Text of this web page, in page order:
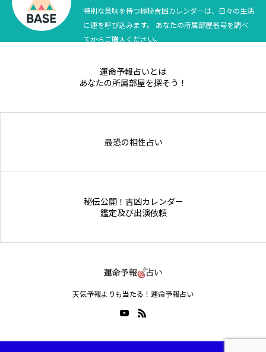
テニス四大大会・五輪
特別な意味を持つ極秘吉凶カレンダーは、日々の生活
に運を呼び込みます。 あなたの所属部屋番号を調べ
てからご購入ください。
運命予報占いとは
あなたの所属部屋を探そう！
最恐の相性占い
秘伝公開！吉凶カレンダー
鑑定及び出演依頼
天気予報よりも当たる！運命予報占い